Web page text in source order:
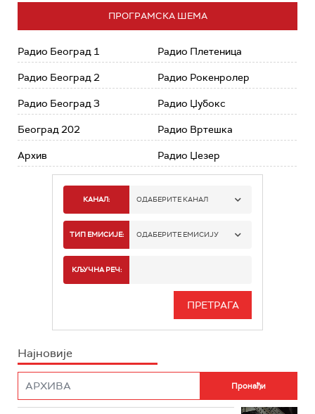
ПРОГРАМСКА ШЕМА
Радио Београд 1
Радио Београд 2
Радио Београд 3
Београд 202
Архив
Радио Плетеница
Радио Рокенролер
Радио Џубокс
Радио Вртешка
Радио Џезер
КАНАЛ: ОДАБЕРИТЕ КАНАЛ
РАДИО БЕОГРАД 1
РАДИО БЕОГРАД 3
РАДИО РОКЕНРОЛЕР
ТИП ЕМИСИЈЕ: ОДАБЕРИТЕ ЕМИСИЈУ
ИНФО
КЉУЧНА РЕЧ:
Најновије